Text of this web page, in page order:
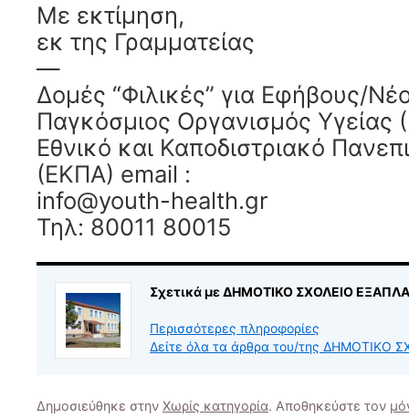
Με εκτίμηση,
εκ της Γραμματείας
—
Δομές “Φιλικές” για Εφήβους/
Παγκόσμιος Οργανισμός Υγείας
Εθνικό και Καποδιστριακό
(ΕΚΠΑ) email :
info@youth-health.gr
Τηλ: 80011 80015
Σχετικά με ΔΗΜΟΤΙΚΟ ΣΧΟΛΕΙΟ
Περισσότερες πληροφορίες
Δείτε όλα τα άρθρα του/της ΔΗΜΟΤΙΚΟ
Δημοσιεύθηκε στην Χωρίς κατηγορία. Αποθηκεύστε τον